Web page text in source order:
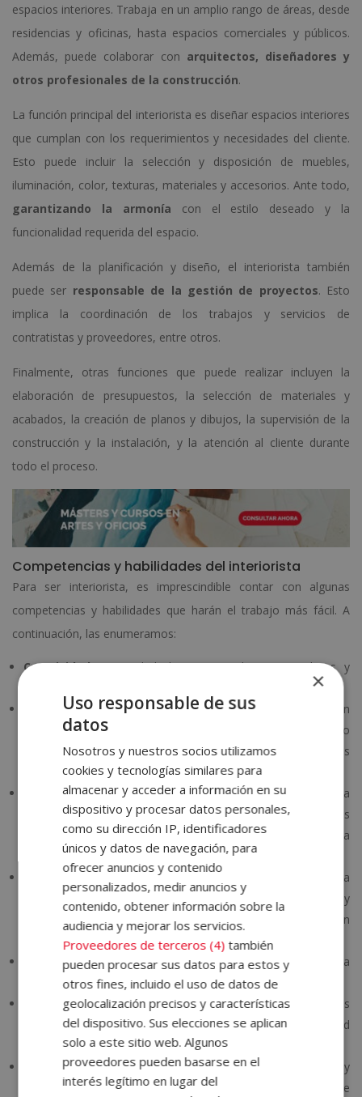
espacios interiores. Trabaja en un amplio rango de áreas, desde
residencias y oficinas, hasta espacios comerciales y públicos.
Además, puede colaborar con arquitectos, diseñadores y
otros profesionales de la construcción.
La función principal del interiorista es diseñar espacios interiores
que cumplan con los requerimientos y necesidades del cliente.
Esto puede incluir la selección y disposición de muebles,
iluminación, color, texturas, materiales y accesorios. Ante todo,
garantizando la armonía con el estilo deseado y la
funcionalidad requerida del espacio.
Además de la planificación y diseño, el interiorista también
puede ser responsable de la gestión de proyectos. Esto
implica la coordinación de los trabajos y servicios de
contratistas y proveedores, entre otros.
Finalmente, otras funciones que puede realizar incluyen la
elaboración de presupuestos, la selección de materiales y
acabados, la creación de planos y dibujos, la supervisión de la
construcción y la instalación, y la atención al cliente durante
todo el proceso.
Competencias y habilidades del interiorista
Para ser interiorista, es imprescindible contar con algunas
competencias y habilidades que harán el trabajo más fácil. A
continuación, las enumeramos:
Creatividad.Capacidad de generar ideas innovadoras y
Conocimiento técnico.El interiorista requiere comprensión
de los principios y técnicas del diseño de interiores, así como
el conocimiento de los materiales, acabados, y herramientas
necesarias.
Habilidad para la comunicación.Un profesional necesita la
habilidad para comunicarse de manera efectiva con los
clientes, proveedores y otros profesionales de la
construcción.
Pensamiento espacial. Es fundamental que un interiorista
aprenda a visualizar y manipular espacios tridimensionales, y
a entender cómo se relacionan los objetos y elementos en un
espacio.
Habilidad de gestión de proyectos.La capacidad para
planificar, coordinar y administrar proyectos de interiorismo.
Conocimiento del mercado. Comprensión de las
tendencias y necesidades del mercado, así como habilidad
para adaptarse a ellas.
Resolución de problemas.Habilidad para identificar y
resolver problemas técnicos y estéticos en el diseño de
×
Uso responsable de sus
datos
Nosotros y nuestros socios utilizamos
cookies y tecnologías similares para
almacenar y acceder a información en su
dispositivo y procesar datos personales,
como su dirección IP, identificadores
únicos y datos de navegación, para
ofrecer anuncios y contenido
personalizados, medir anuncios y
contenido, obtener información sobre la
audiencia y mejorar los servicios.
Proveedores de terceros (4) también
pueden procesar sus datos para estos y
otros fines, incluido el uso de datos de
geolocalización precisos y características
del dispositivo. Sus elecciones se aplican
solo a este sitio web. Algunos
proveedores pueden basarse en el
interés legítimo en lugar del